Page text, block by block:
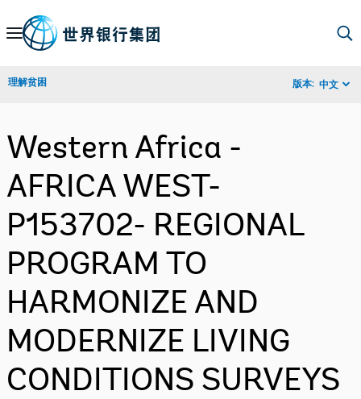
Skip
Navigation
理解贫困 版本: 中文
Western Africa -
AFRICA WEST-
P153702- REGIONAL
PROGRAM TO
HARMONIZE AND
MODERNIZE LIVING
CONDITIONS SURVEYS